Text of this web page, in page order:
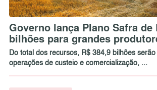
Governo lança Plano Safra de
bilhões para grandes
Do total dos recursos, R$ 384,9 bilhões
operações de custeio e comercialização, ...